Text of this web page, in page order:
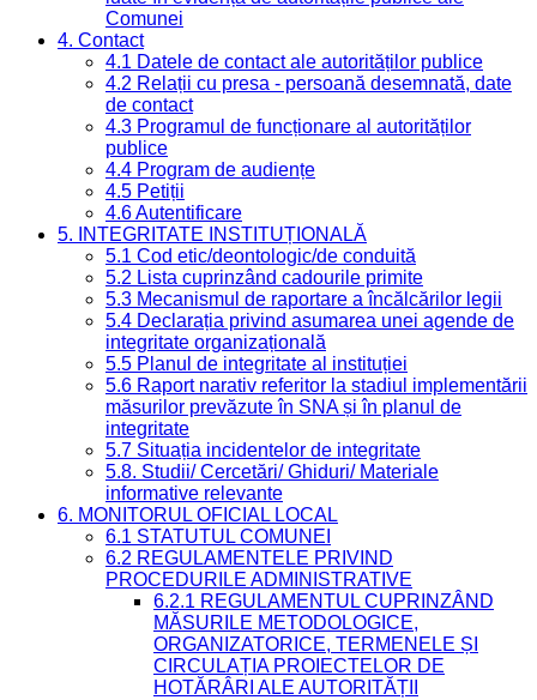
Comunei
4. Contact
4.1 Datele de contact ale autorităților publice
4.2 Relații cu presa - persoană desemnată, date
de contact
4.3 Programul de funcționare al autorităților
publice
4.4 Program de audiențe
4.5 Petiții
4.6 Autentificare
5. INTEGRITATE INSTITUȚIONALĂ
5.1 Cod etic/deontologic/de conduită
5.2 Lista cuprinzând cadourile primite
5.3 Mecanismul de raportare a încălcărilor legii
5.4 Declarația privind asumarea unei agende de
integritate organizațională
5.5 Planul de integritate al instituției
5.6 Raport narativ referitor la stadiul implementării
măsurilor prevăzute în SNA și în planul de
integritate
5.7 Situația incidentelor de integritate
5.8. Studii/ Cercetări/ Ghiduri/ Materiale
informative relevante
6. MONITORUL OFICIAL LOCAL
6.1 STATUTUL COMUNEI
6.2 REGULAMENTELE PRIVIND
PROCEDURILE ADMINISTRATIVE
6.2.1 REGULAMENTUL CUPRINZÂND
MĂSURILE METODOLOGICE,
ORGANIZATORICE, TERMENELE ȘI
CIRCULAȚIA PROIECTELOR DE
HOTĂRÂRI ALE AUTORITĂȚII